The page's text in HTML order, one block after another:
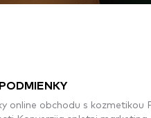
online obchodu s kozmetikou